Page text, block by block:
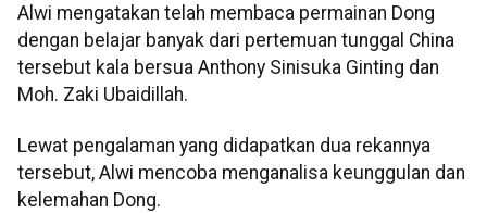
Alwi mengatakan telah membaca permainan Dong
dengan belajar banyak dari pertemuan tunggal China
tersebut kala bersua Anthony Sinisuka Ginting dan
Moh. Zaki Ubaidillah.
Lewat pengalaman yang didapatkan dua rekannya
tersebut, Alwi mencoba menganalisa keunggulan dan
kelemahan Dong.